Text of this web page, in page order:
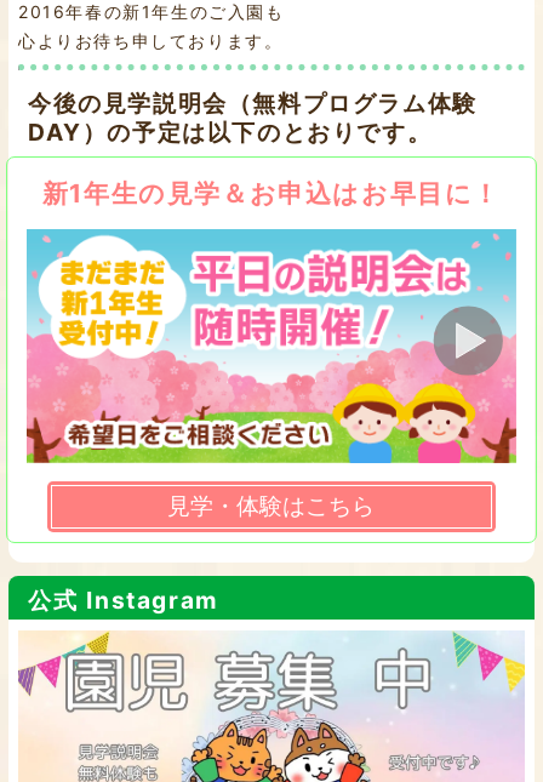
2016年春の新1年生のご入園も
心よりお待ち申しております。
今後の見学説明会（無料プログラム体験
DAY）の予定は以下のとおりです。
新1年生の見学＆お申込はお早目に！
見学・体験はこちら
公式 Instagram